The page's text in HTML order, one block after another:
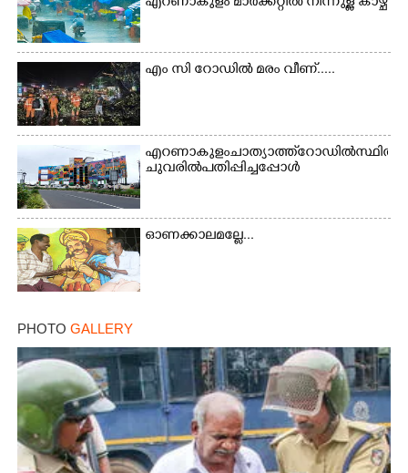
എം സി റോഡിൽ മരം വീണ്.....
എറണാകുളം ചാത്യാത്ത് റോഡിൽ സ്ഥിതി
ചുവരിൽ പതിപ്പിച്ചപ്പോൾ
ഓണക്കാലമല്ലേ...
PHOTO GALLERY